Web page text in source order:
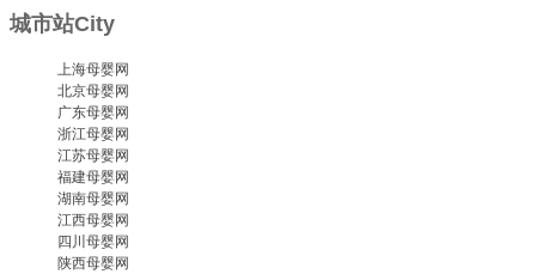
城市站City
上海母婴网
北京母婴网
广东母婴网
浙江母婴网
江苏母婴网
福建母婴网
湖南母婴网
江西母婴网
四川母婴网
陕西母婴网